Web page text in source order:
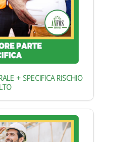
+ SPECIFICA RISCHIO